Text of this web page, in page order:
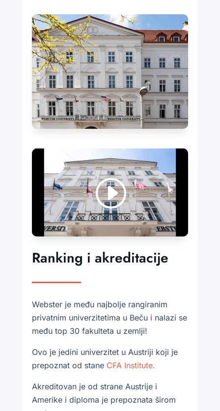
Ranking i akreditacije
Webster je među najbolje rangiranim
privatnim univerzitetima u Beču i nalazi se
među top 30 fakulteta u zemlji!
Ovo je jedini univerzitet u Austriji koji je
prepoznat od stane CFA Institute.
Akreditovan je od strane Austrije i
Amerike i diploma je prepoznata širom